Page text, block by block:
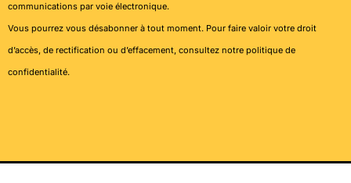
communications par voie électronique.
Vous pourrez vous désabonner à tout moment. Pour faire valoir votre droit
d’accès, de rectification ou d’effacement, consultez notre politique de
confidentialité.